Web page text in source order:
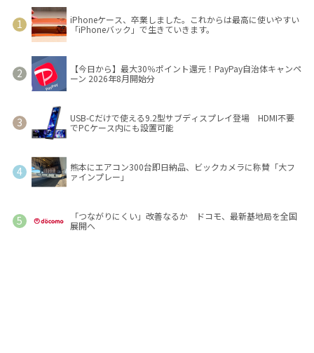
iPhoneケース、卒業しました。これからは最高に使いやすい
「iPhoneバック」で生きていきます。
【今日から】最大30％ポイント還元！PayPay自治体キャンペ
ーン 2026年8月開始分
USB-Cだけで使える9.2型サブディスプレイ登場 HDMI不要
でPCケース内にも設置可能
熊本にエアコン300台即日納品、ビックカメラに称賛「大フ
ァインプレー」
「つながりにくい」改善なるか ドコモ、最新基地局を全国
展開へ